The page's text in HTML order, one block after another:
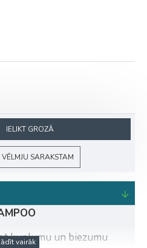
IELIKT GROZĀ
VĒLMJU SARAKSTAM
kuplumu un biezumu